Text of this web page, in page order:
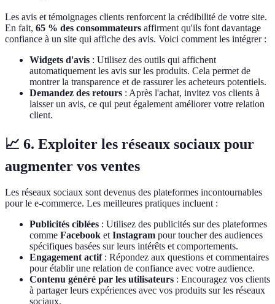
Les avis et témoignages clients renforcent la crédibilité de votre site.
En fait, 65 % des consommateurs affirment qu'ils font davantage
confiance à un site qui affiche des avis. Voici comment les intégrer :
Widgets d'avis : Utilisez des outils qui affichent
automatiquement les avis sur les produits. Cela permet de
montrer la transparence et de rassurer les acheteurs potentiels.
Demandez des retours : Après l'achat, invitez vos clients à
laisser un avis, ce qui peut également améliorer votre relation
client.
📈 6. Exploiter les réseaux sociaux pour
augmenter vos ventes
Les réseaux sociaux sont devenus des plateformes incontournables
pour le e-commerce. Les meilleures pratiques incluent :
Publicités ciblées : Utilisez des publicités sur des plateformes
comme Facebook et Instagram pour toucher des audiences
spécifiques basées sur leurs intérêts et comportements.
Engagement actif: Répondez aux questions et commentaires
pour établir une relation de confiance avec votre audience.
Contenu généré par les utilisateurs : Encouragez vos clients
à partager leurs expériences avec vos produits sur les réseaux
sociaux.